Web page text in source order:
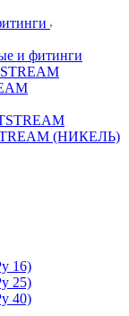
и фитинги
(НИКЕЛЬ)
16)
25)
40)